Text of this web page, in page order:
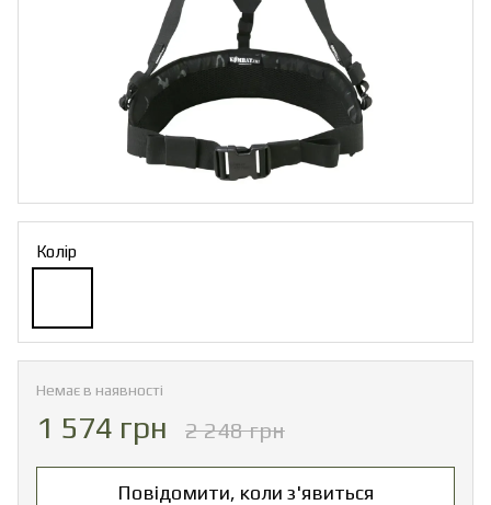
Колір
Немає в наявності
1 574 грн 2 248 грн
Повідомити, коли з'явиться